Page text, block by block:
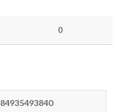
0
84935493840